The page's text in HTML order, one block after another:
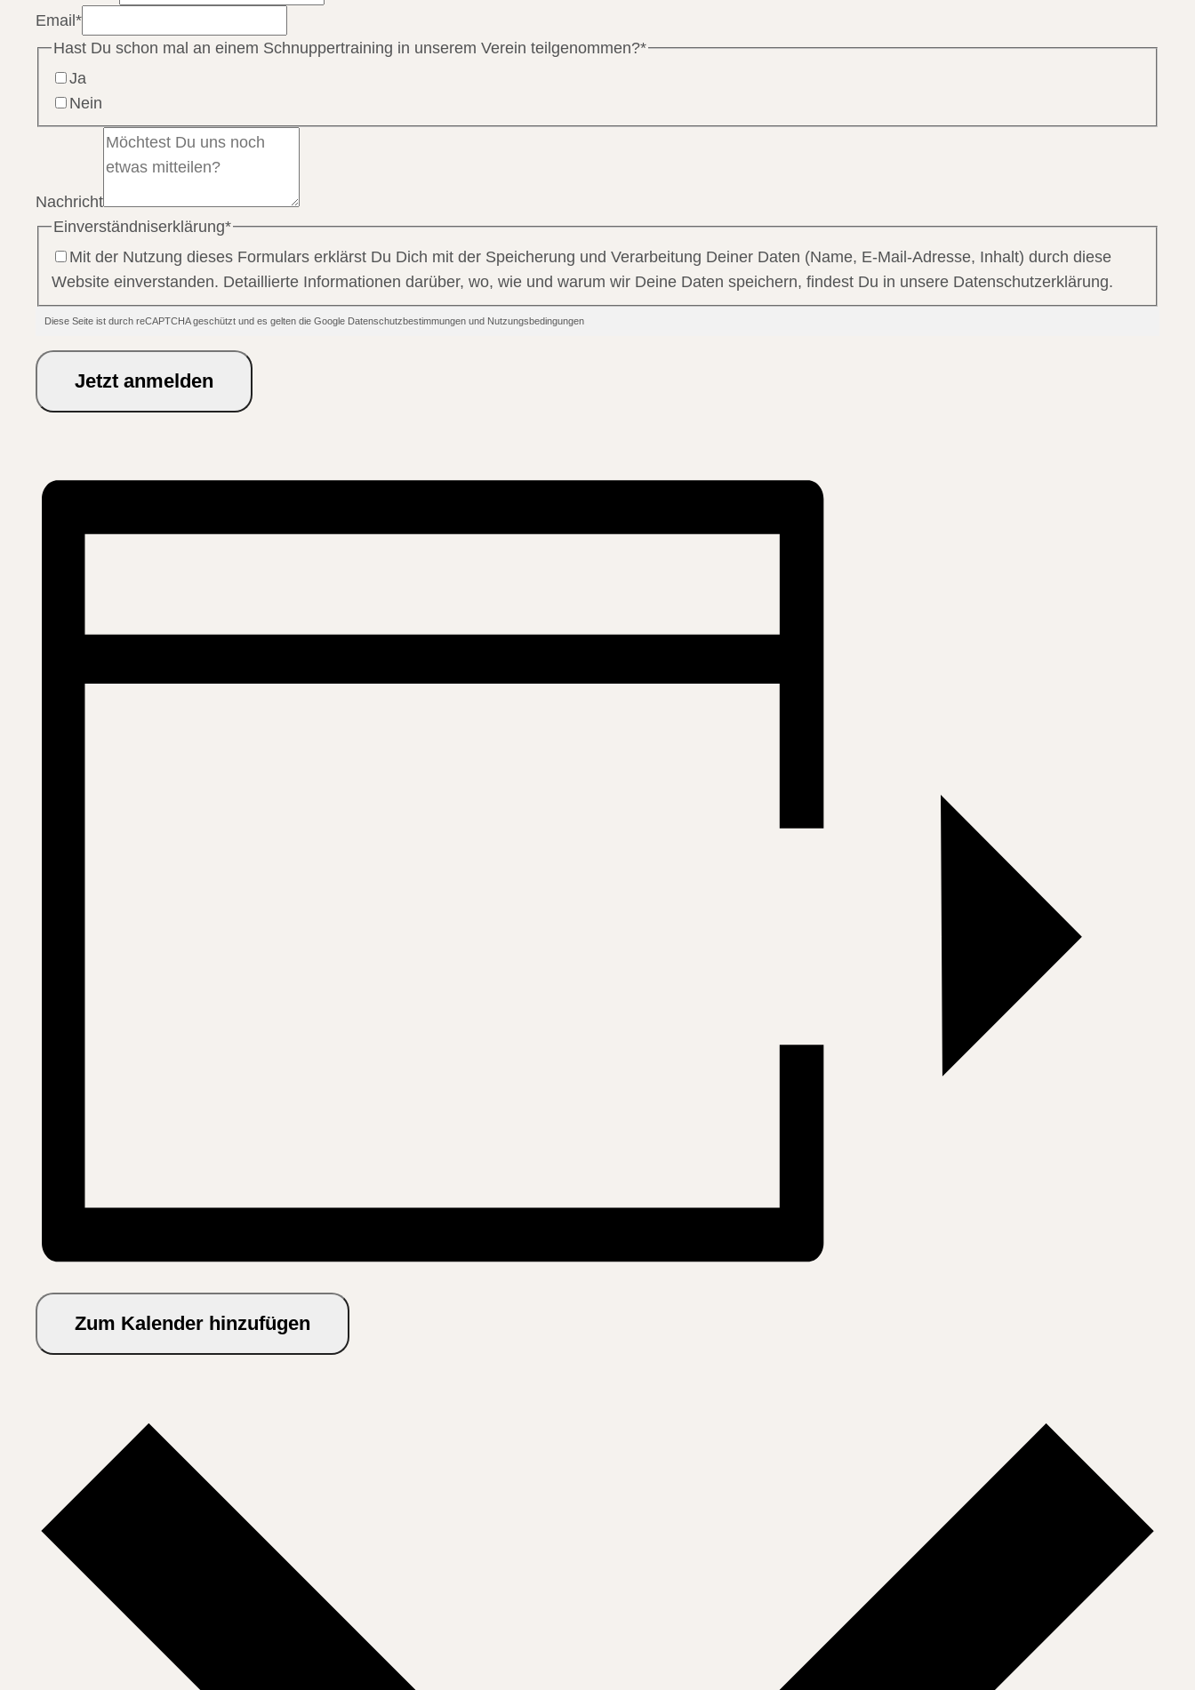
Email*
Hast Du schon mal an einem Schnuppertraining in unserem Verein teilgenommen?*
Ja
Nein
Nachricht
Einverständniserklärung*
Mit der Nutzung dieses Formulars erklärst Du Dich mit der Speicherung und Verarbeitung Deiner Daten (Name, E-Mail-Adresse, Inhalt) durch diese
Website einverstanden. Detaillierte Informationen darüber, wo, wie und warum wir Deine Daten speichern, findest Du in unsere Datenschutzerklärung.
Diese Seite ist durch reCAPTCHA geschützt und es gelten die Google Datenschutzbestimmungen und Nutzungsbedingungen
Jetzt anmelden
Zum Kalender hinzufügen